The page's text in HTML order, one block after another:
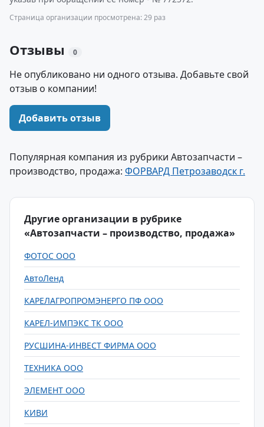
Страница организации просмотрена: 29 раз
Отзывы 0
Не опубликовано ни одного отзыва. Добавьте свой
отзыв о компании!
Добавить отзыв
Популярная компания из рубрики Автозапчасти –
производство, продажа: ФОРВАРД Петрозаводск г.
Другие организации в рубрике
«Автозапчасти – производство, продажа»
ФОТОС ООО
АвтоЛенд
КАРЕЛАГРОПРОМЭНЕРГО ПФ ООО
КАРЕЛ-ИМПЭКС ТК ООО
РУСШИНА-ИНВЕСТ ФИРМА ООО
ТЕХНИКА ООО
ЭЛЕМЕНТ ООО
КИВИ